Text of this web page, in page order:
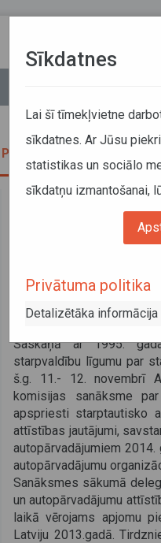
Turcijas Latvijas Kopējās
sanāksme
Saskaņā ar 1995.
starpvaldību līgumu par
š.g. 11.- 12. novembrī
komisijas sanāksme
apspriesti starptautisko
attīstības jautājumi,
autopārvadājumiem
autopārvadājumu
Sanāksmes sākumā
un autopārvadājumu
laikā vērojams apjomu
Latviju 2013.gadā.
Sīkdatnes
Lai šī tīmekļvietne
sīkdatnes. Ar Jūsu
statistikas un sociālo
sīkdatņu izmantošanai,
Privātuma politika
Detalizētāka